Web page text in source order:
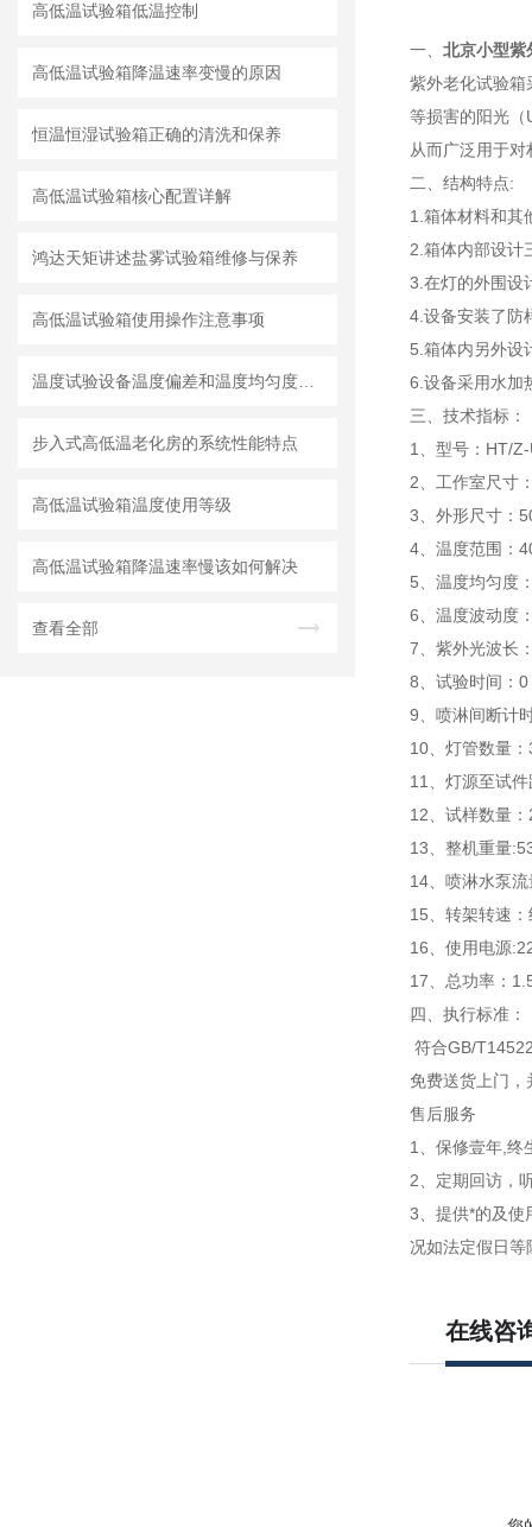
高低温试验箱低温控制
高低温试验箱降温速率变慢的原因
恒温恒湿试验箱正确的清洗和保养
高低温试验箱核心配置详解
鸿达天矩讲述盐雾试验箱维修与保养
高低温试验箱使用操作注意事项
步入式高低温老化房的系统性能特点
高低温试验箱温度使用等级
高低温试验箱降温速率慢该如何解决
查看全部
一、 北京小型紫
紫外老化试验箱
等损害的阳光（
从而广泛用于
二、结构特点:
1.箱体材料和其
2.箱体内部设计
3.在灯的外围设
4.设备安装了防
5.箱体内另外设
6.设备采用水加
三、技术指标：
1、型号：HT/
2、工作室尺寸
3、外形尺寸：
4、温度范围
5、温度均匀度
6、温度波动度
7、紫外光波长
8、试验时间：
9、喷淋间断计
10、灯管数量
11、灯源至试
12、试样数量
13、整机重量
14、喷淋水泵
15、转架转速
16、使用电源
17、总功率：
四、执行标准：
符合GB/
免费送货上门，
售后服务
1、保修壹年,终
2、定期回访，
3、提供*的及使
况如法定假日等
在线咨